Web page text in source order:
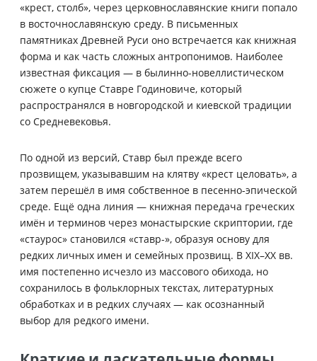
«крест, столб», через церковнославянские книги попало
в восточнославянскую среду. В письменных
памятниках Древней Руси оно встречается как книжная
форма и как часть сложных антропонимов. Наиболее
известная фиксация — в былинно-новеллистическом
сюжете о купце Ставрe Годиновиче, который
распространялся в новгородской и киевской традиции
со Средневековья.
По одной из версий, Ставр был прежде всего
прозвищем, указывавшим на клятву «крест целовать», а
затем перешёл в имя собственное в песенно-эпической
среде. Ещё одна линия — книжная передача греческих
имён и терминов через монастырские скриптории, где
«стаурос» становился «ставр-», образуя основу для
редких личных имен и семейных прозвищ. В XIX–XX вв.
имя постепенно исчезло из массового обихода, но
сохранилось в фольклорных текстах, литературных
обработках и в редких случаях — как осознанный
выбор для редкого имени.